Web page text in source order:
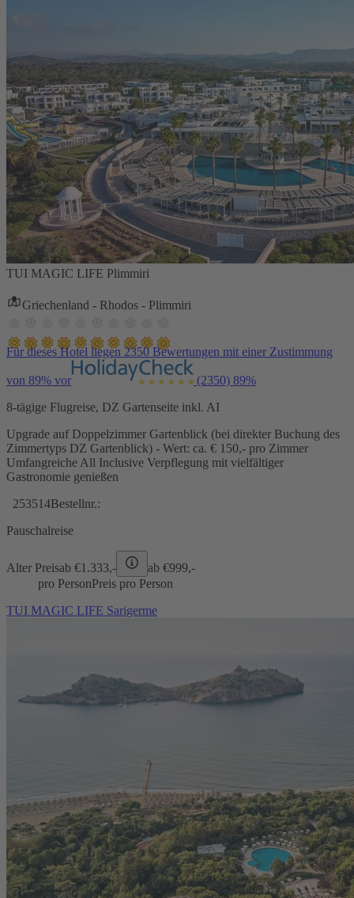
TUI MAGIC LIFE Plimmiri
Griechenland - Rhodos - Plimmiri
Für dieses Hotel liegen 2350 Bewertungen mit einer Zustimmung
von 89% vor (2350) 89%
8-tägige Flugreise, DZ Gartenseite inkl. AI
Upgrade auf Doppelzimmer Gartenblick (bei direkter Buchung des
Zimmertyps DZ Gartenblick) - Wert: ca. € 150,- pro Zimmer
Umfangreiche All Inclusive Verpflegung mit vielfältiger
Gastronomie genießen
253514Bestellnr.:
Pauschalreise
Alter Preisab €1.333,- ab €999,-
pro PersonPreis pro Person
TUI MAGIC LIFE Sarigerme